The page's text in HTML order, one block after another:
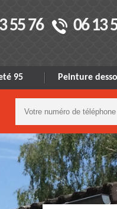
55 76 06 13
95 Peinture